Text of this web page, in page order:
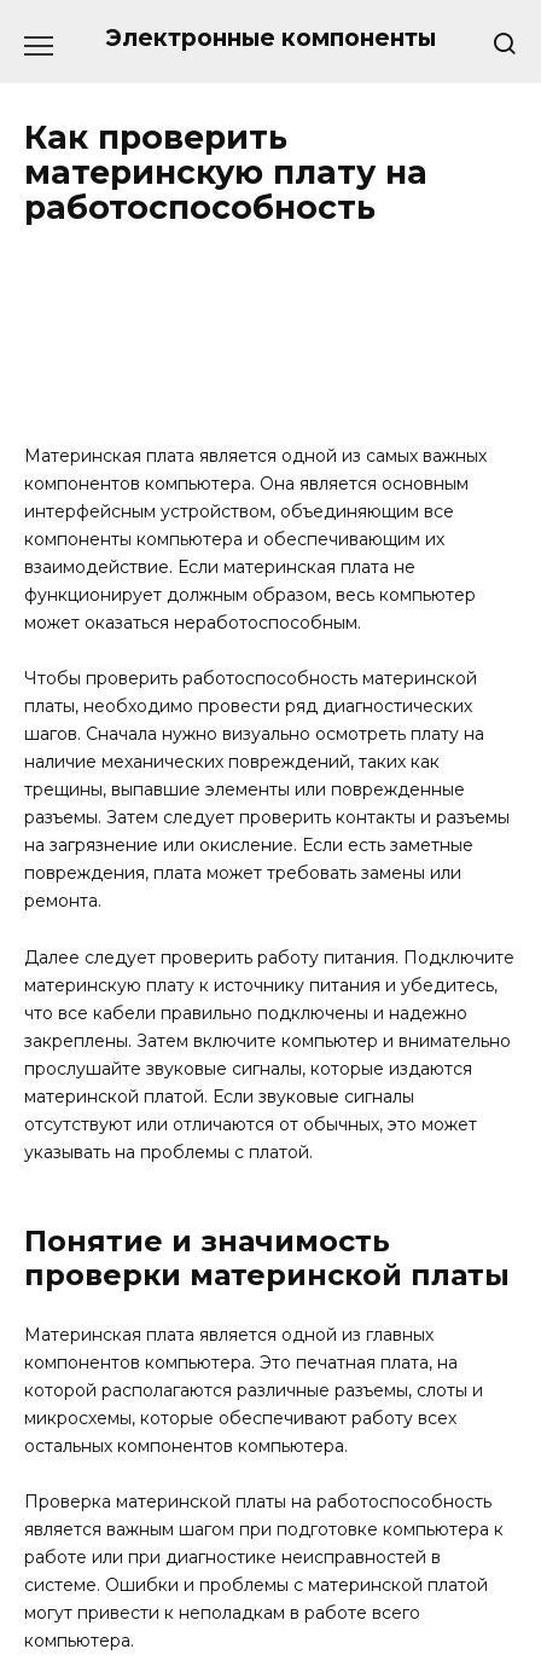
содержанию
Электронные компоненты
Как проверить
материнскую плату на
работоспособность
Материнская плата является одной из самых важных
компонентов компьютера. Она является основным
интерфейсным устройством, объединяющим все
компоненты компьютера и обеспечивающим их
взаимодействие. Если материнская плата не
функционирует должным образом, весь компьютер
может оказаться неработоспособным.
Чтобы проверить работоспособность материнской
платы, необходимо провести ряд диагностических
шагов. Сначала нужно визуально осмотреть плату на
наличие механических повреждений, таких как
трещины, выпавшие элементы или поврежденные
разъемы. Затем следует проверить контакты и разъемы
на загрязнение или окисление. Если есть заметные
повреждения, плата может требовать замены или
ремонта.
Далее следует проверить работу питания. Подключите
материнскую плату к источнику питания и убедитесь,
что все кабели правильно подключены и надежно
закреплены. Затем включите компьютер и внимательно
прослушайте звуковые сигналы, которые издаются
материнской платой. Если звуковые сигналы
отсутствуют или отличаются от обычных, это может
указывать на проблемы с платой.
Понятие и значимость
проверки материнской платы
Материнская плата является одной из главных
компонентов компьютера. Это печатная плата, на
которой располагаются различные разъемы, слоты и
микросхемы, которые обеспечивают работу всех
остальных компонентов компьютера.
Проверка материнской платы на работоспособность
является важным шагом при подготовке компьютера к
работе или при диагностике неисправностей в
системе. Ошибки и проблемы с материнской платой
могут привести к неполадкам в работе всего
компьютера.